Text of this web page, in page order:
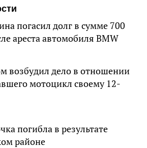
погасил долг в сумме 700
ареста автомобиля BMW
возбудил дело в отношении
мотоцикл своему 12-
погибла в результате
районе